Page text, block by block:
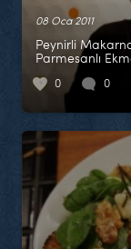
08 Oca 2011
Peynirli
Parmesanlı
0 0